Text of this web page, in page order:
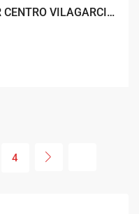
APARTAMENTO EN ALQUILER CENTRO VILAGARCIA DE AROUSA
4